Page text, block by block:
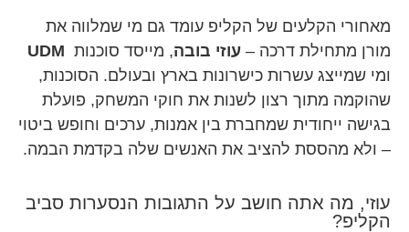
מאחורי הקלעים של הקליפ עומד גם מי שמלווה את
מורן מתחילת דרכה – עוזי בובה, מייסד סוכנות UDM
ומי שמייצג עשרות כישרונות בארץ ובעולם. הסוכנות,
שהוקמה מתוך רצון לשנות את חוקי המשחק, פועלת
בגישה ייחודית שמחברת בין אמנות, ערכים וחופש ביטוי
– ולא מהססת להציב את האנשים שלה בקדמת הבמה.
עוזי, מה אתה חושב על התגובות הנסערות סביב
הקליפ?